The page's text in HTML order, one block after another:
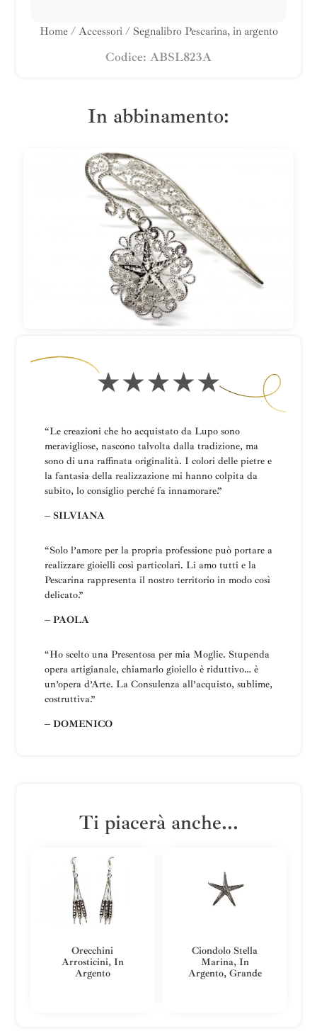
Home/ Accessori/ Segnalibro Pescarina, in argento
Codice: ABSL823A
In abbinamento:
“Le creazioni che ho acquistato da Lupo sono
meravigliose, nascono talvolta dalla tradizione, ma
sono di una raffinata originalità. I colori delle pietre e
la fantasia della realizzazione mi hanno colpita da
subito, lo consiglio perché fa innamorare.”
– SILVIANA
“Solo l’amore per la propria professione può portare a
realizzare gioielli così particolari. Li amo tutti e la
Pescarina rappresenta il nostro territorio in modo così
delicato.”
– PAOLA
“Ho scelto una Presentosa per mia Moglie. Stupenda
opera artigianale, chiamarlo gioiello è riduttivo… è
un’opera d’Arte. La Consulenza all’acquisto, sublime,
costruttiva.”
– DOMENICO
Ti piacerà anche...
Orecchini
Arrosticini, In
Argento
Ciondolo Stella
Marina, In
Argento, Grande